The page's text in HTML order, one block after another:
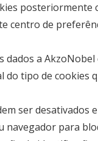
posteriormente
centro de
a AkzoNobel
do tipo de cookies
ser desativados
navegador para